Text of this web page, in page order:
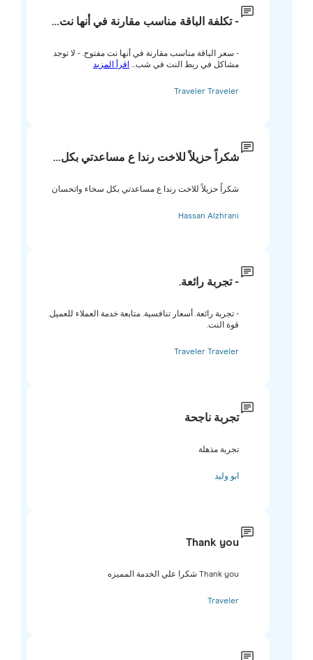
- تكلفة الباقة مناسب مقارنة في أنها نت…
- سعر الباقة مناسب مقارنة في أنها نت مفتوح. - لا توجد
مشاكل في ربط النت في شب...اقرأ المزيد
Traveler Traveler
شكراً حزيلاً للاخت رندا ع مساعدتي بكل…
شكراً حزيلاً للاخت رندا ع مساعدتي بكل سخاء واتحسان
Hassan Alzhrani
- تجربة رائعة.
- تجربة رائعة. أسعار تنافسية. متابعة خدمة العملاء للعميل.
قوة النت.
Traveler Traveler
تجربة ناجحة
تجربة مذهلة
Thank you
Thank you شكرا علي الخدمة المميزه
Traveler